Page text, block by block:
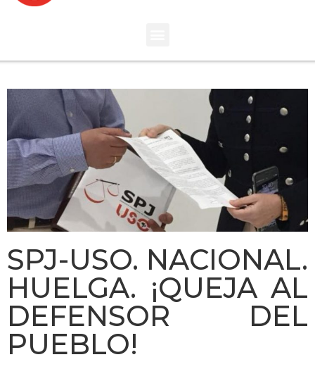
SPJ-USO. NACIONAL.
HUELGA. ¡QUEJA AL
DEFENSOR DEL
PUEBLO!